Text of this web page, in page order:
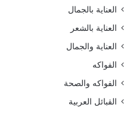
العناية بالجمال
العناية بالشعر
العناية والجمال
الفواكه
الفواكه والصحة
القبائل العربية